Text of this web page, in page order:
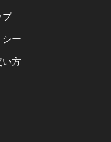
プ
シー
い方